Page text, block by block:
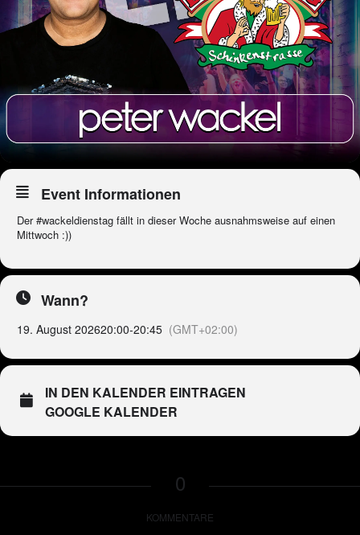
Event Informationen
Der #wackeldienstag fällt in dieser Woche ausnahmsweise auf einen
Mittwoch :))
Wann?
19. August 202620:00-20:45 (GMT+02:00)
IN DEN KALENDER EINTRAGEN
GOOGLE KALENDER
0
KOMMENTARE